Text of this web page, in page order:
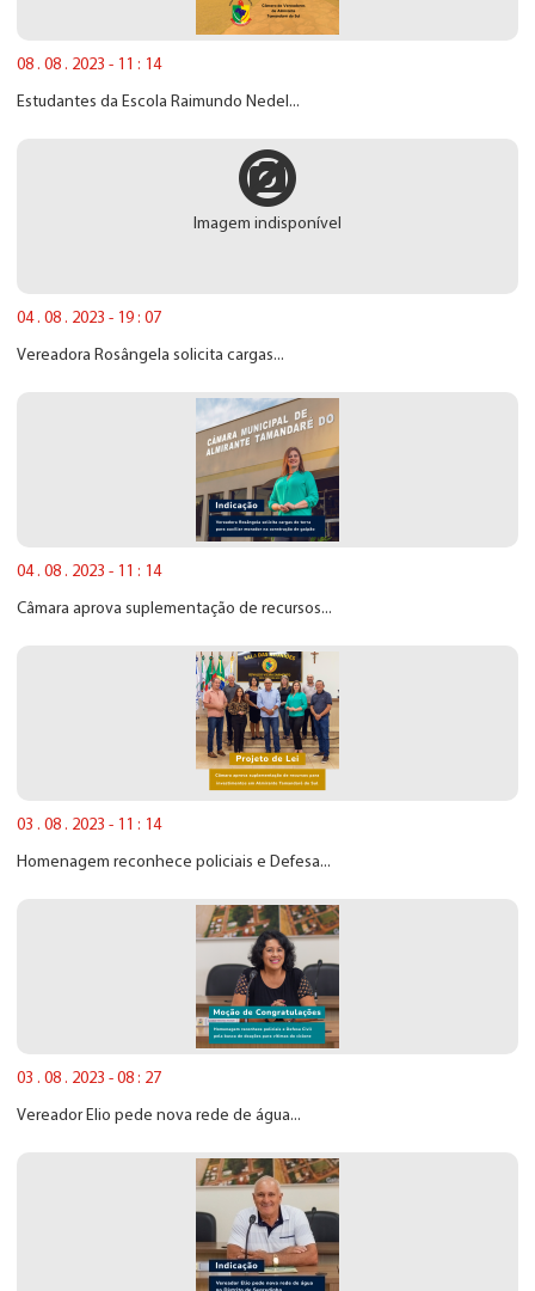
08 . 08 . 2023 - 11 : 14
Estudantes da Escola Raimundo Nedel...
Imagem indisponível
04 . 08 . 2023 - 19 : 07
Vereadora Rosângela solicita cargas...
04 . 08 . 2023 - 11 : 14
Câmara aprova suplementação de recursos...
03 . 08 . 2023 - 11 : 14
Homenagem reconhece policiais e Defesa...
03 . 08 . 2023 - 08 : 27
Vereador Elio pede nova rede de água...